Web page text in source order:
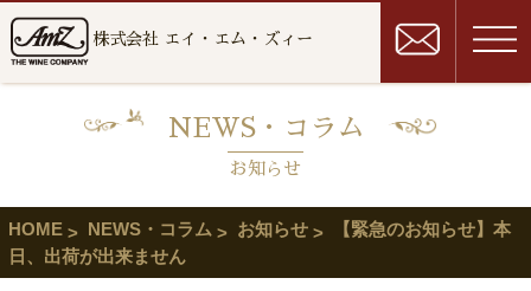
株式会社 エイ・エム・ズィー
NEWS・コラム
お知らせ
HOME NEWS・コラム お知らせ
【緊急のお知らせ】本
日、出荷が出来ません